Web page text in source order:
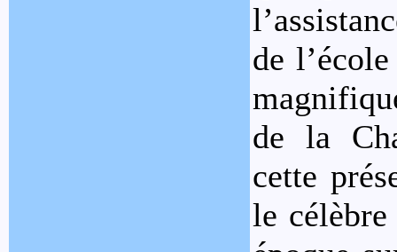
de
de la
cette
le